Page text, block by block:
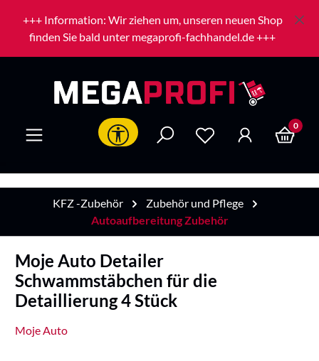
Zum Hauptinhalt springen
+++ Information: Wir ziehen um, unseren neuen Shop
finden Sie bald unter megaprofi-fachhandel.de +++
Werkzeugleiste anzeigen 0
KFZ -Zubehör
Zubehör und Pflege
Autoaufbereitung Zubehör
Moje Auto Detailer
Schwammstäbchen für die
Detaillierung 4 Stück
Moje Auto